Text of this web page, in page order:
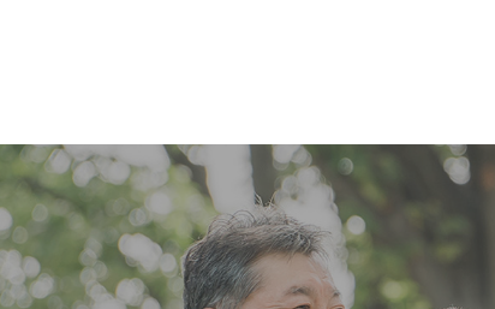
へ
ス
キ
ッ
プ
ョ
ン
に
移
動